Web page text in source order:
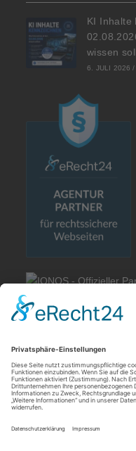
KI Inhalte
wissen
6. JULI 2026 /
Rechtliches
Allgemeine
Impressum
Datenschutzerklärung
Cookie-Einstellungen